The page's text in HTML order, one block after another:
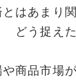
とはあまり
どう捉え
や商品市場